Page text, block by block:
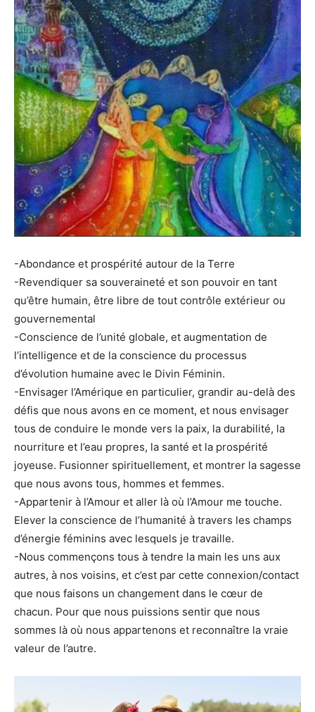
-Abondance et prospérité autour de la Terre
-Revendiquer sa souveraineté et son pouvoir en tant
qu’être humain, être libre de tout contrôle extérieur ou
gouvernemental
-Conscience de l’unité globale, et augmentation de
l’intelligence et de la conscience du processus
d’évolution humaine avec le Divin Féminin.
-Envisager l’Amérique en particulier, grandir au-delà des
défis que nous avons en ce moment, et nous envisager
tous de conduire le monde vers la paix, la durabilité, la
nourriture et l’eau propres, la santé et la prospérité
joyeuse. Fusionner spirituellement, et montrer la sagesse
que nous avons tous, hommes et femmes.
-Appartenir à l’Amour et aller là où l’Amour me touche.
Elever la conscience de l’humanité à travers les champs
d’énergie féminins avec lesquels je travaille.
-Nous commençons tous à tendre la main les uns aux
autres, à nos voisins, et c’est par cette connexion/contact
que nous faisons un changement dans le cœur de
chacun. Pour que nous puissions sentir que nous
sommes là où nous appartenons et reconnaître la vraie
valeur de l’autre.